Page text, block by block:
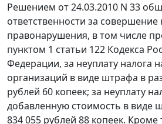
Решением от 24.03.2010 N 33
ответственности за совершение
правонарушения, в том числе
пунктом 1 статьи 122 Кодекса
Федерации, за неуплату налога
организаций в виде штрафа в
рублей 60 копеек; за неуплату
добавленную стоимость в виде
834 055 рублей 88 копеек. Кроме